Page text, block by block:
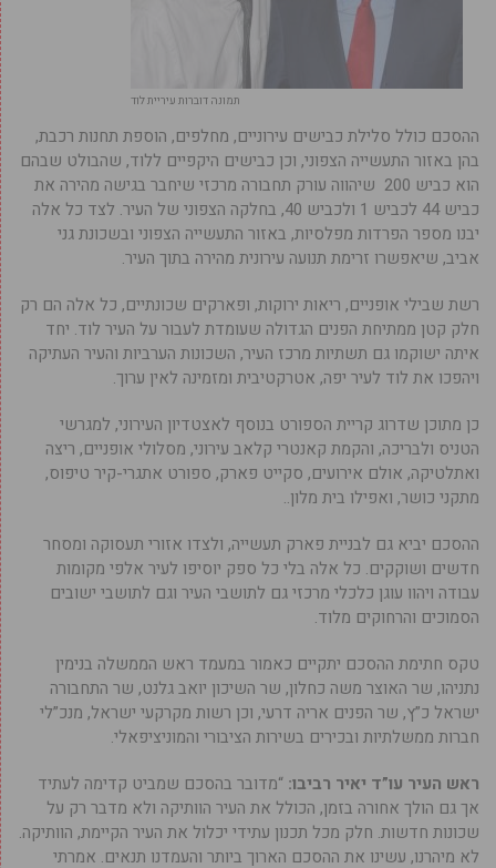
תמונה דוברות עיריית לוד
ההסכם כולל סלילת כבישים עירוניים, מחלפים, הוספת תחנות רכבת,
בהן באזור התעשייה הצפוני, וכן כבישים היקפיים ללוד, שהבולט שבהם
הוא כביש 200 שיהווה עורק תחבורה מרכזי שיחבר בגישה מהירה את
כביש 44 לכביש 1 ולכביש 40, בחלקה הצפוני של העיר. לצד כל אלה
יבנו מספר הפרדות מפלסיות, באזור התעשייה הצפוני ובשכונת גני
אביב, שיאפשרו זרימת תנועה עירונית מהירה בתוך העיר.
רשת שבילי אופניים, ריאות ירוקות, ופארקים שכונתיים, כל אלה הם רק
חלק קטן ממתיחת הפנים הגדולה שעומדת לעבור על העיר לוד. יחד
איתה ישוקמו גם תשתיות מרכז העיר, השכונות הערביות והעיר העתיקה
ויהפכו את לוד לעיר יפה, אטרקטיבית ומזמינה לאין ערוך.
כן מתוכן שדרוג קריית הספורט בנוסף לאצטדיון העירוני, למגרשי
הטניס ולבריכה, והקמת קאנטרי קלאב עירוני, מסלולי אופניים, ריצה
ואתלטיקה, אולם אירועים, סקייט פארק, ספורט אתגרי-קיר טיפוס,
מתקני כושר, ואפילו בית מלון..
ההסכם יביא גם לבניית פארק תעשייה, ולצדו אזורי תעסוקה ומסחר
חדשים ושוקקים. כל אלה בלי כל ספק יוסיפו לעיר אלפי מקומות
עבודה ויהוו עוגן כלכלי מרכזי גם לתושבי העיר וגם לתושבי ישובים
הסמוכים והרחוקים מלוד.
טקס חתימת ההסכם יתקיים כאמור במעמד ראש הממשלה בנימין
נתניהו, שר האוצר משה כחלון, שר השיכון יואב גלנט, שר התחבורה
ישראל כ”ץ, שר הפנים אריה דרעי, וכן רשות מקרקעי ישראל, מנכ”לי
חברות ממשלתיות ובכירים בשירות הציבורי והמוניציפאלי.
ראש העיר עו”ד יאיר רביבו: “מדובר בהסכם שמביט קדימה לעתיד
אך גם הולך אחורה בזמן, הכולל את העיר הוותיקה ולא מדבר רק על
שכונות חדשות. חלק מכל תכנון עתידי יכלול את העיר הקיימת, הוותיקה.
לא מיהרנו, עשינו את ההסכם הארוך ביותר והעמדנו תנאים. אמרתי